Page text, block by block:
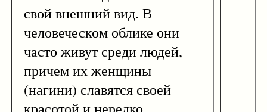
свой внешний вид. В
человеческом облике они
часто живут среди людей,
причем их женщины
(нагини) славятся своей